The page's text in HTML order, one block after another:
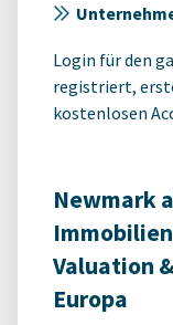
Login für den
registriert,
kostenlosen
Newmark
Valuation
Europa